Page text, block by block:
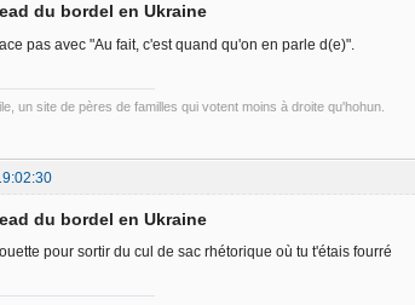
du bordel en Ukraine
pas avec "Au fait, c'est quand qu'on en parle d(e)".
un site de pères de familles qui votent moins à droite qu'hohun.
du bordel en Ukraine
pour sortir du cul de sac rhétorique où tu t'étais fourré